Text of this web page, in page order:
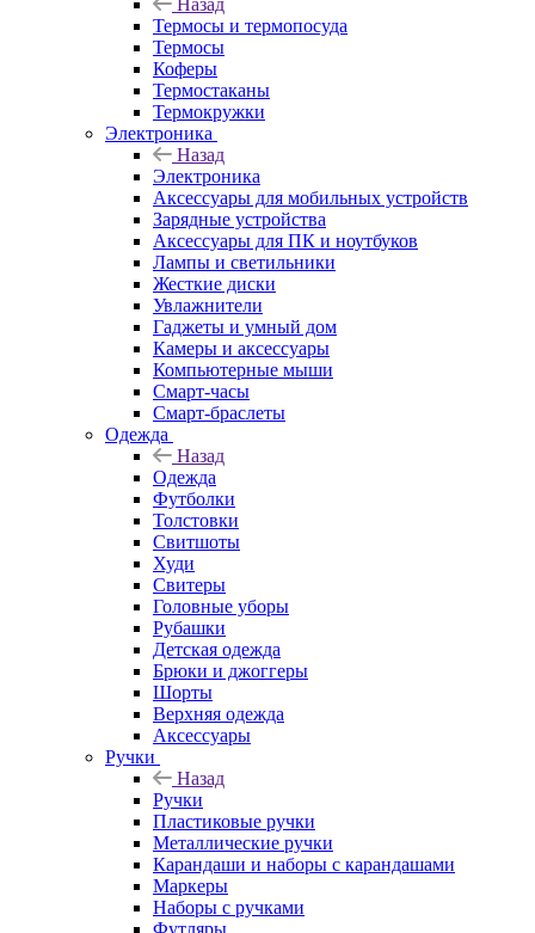
Назад
Термосы и термопосуда
Термосы
Коферы
Термостаканы
Термокружки
Электроника
Назад
Электроника
Аксессуары для мобильных устройств
Зарядные устройства
Аксессуары для ПК и ноутбуков
Лампы и светильники
Жесткие диски
Увлажнители
Гаджеты и умный дом
Камеры и аксессуары
Компьютерные мыши
Смарт-часы
Смарт-браслеты
Одежда
Назад
Одежда
Футболки
Толстовки
Свитшоты
Худи
Свитеры
Головные уборы
Рубашки
Детская одежда
Брюки и джоггеры
Шорты
Верхняя одежда
Аксессуары
Ручки
Назад
Ручки
Пластиковые ручки
Металлические ручки
Карандаши и наборы с карандашами
Маркеры
Наборы с ручками
Футляры